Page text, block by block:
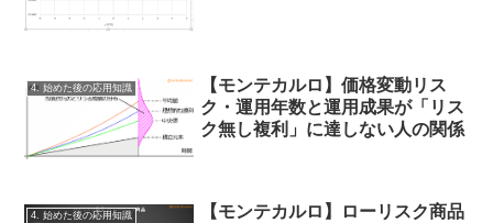
4. 始めた後の応用知識
【モンテカルロ】価格変動リス
ク・運用年数と運用成果が「リス
ク無し複利」に達しない人の関係
4. 始めた後の応用知識
【モンテカルロ】ローリスク商品